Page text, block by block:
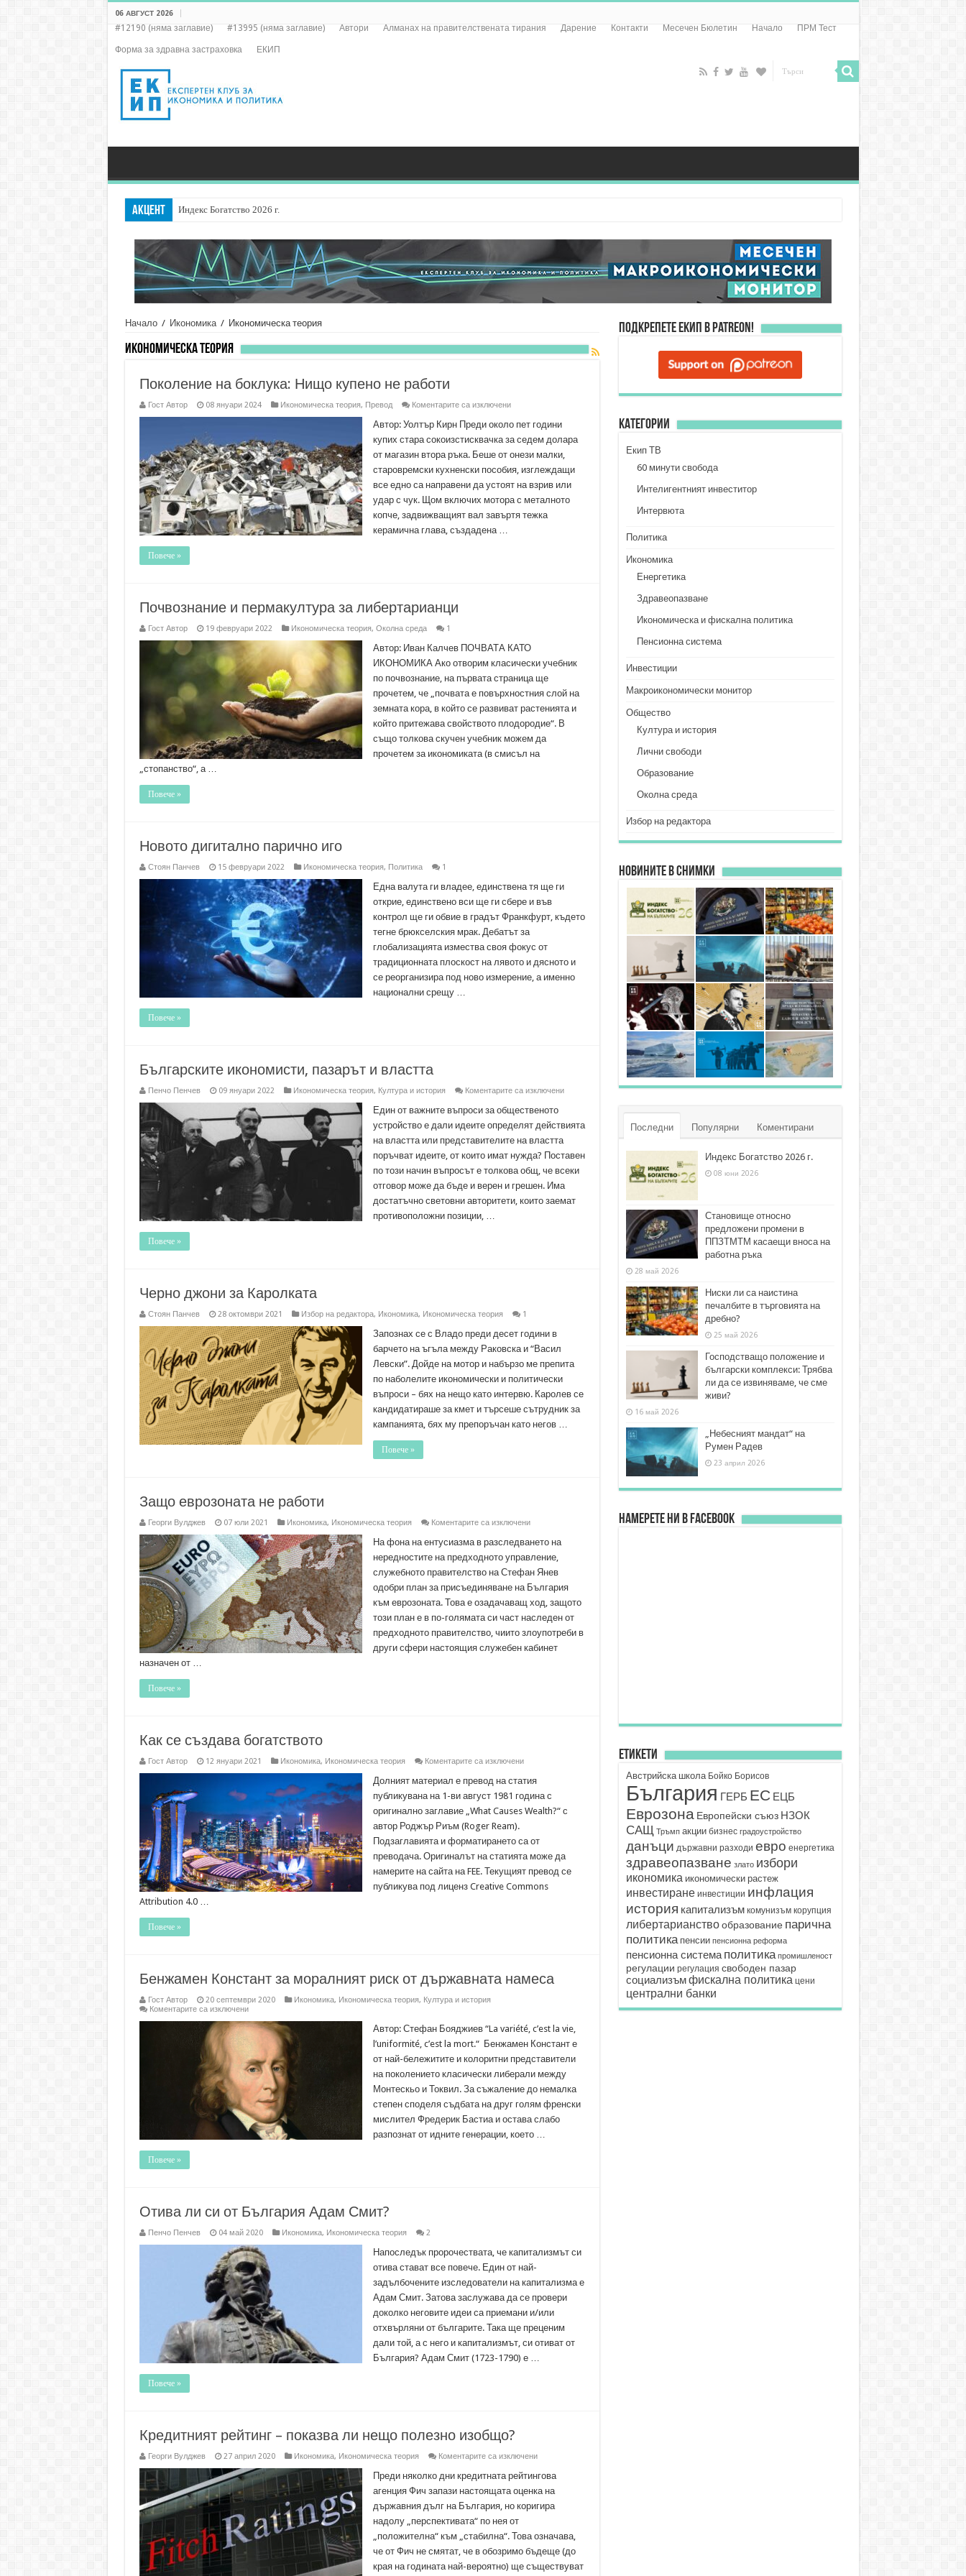
06 АВГУСТ 2026
#12190 (няма заглавие) #13995 (няма заглавие) Автори Алманах на правителствената тирания Дарение Контакти Месечен Бюлетин Начало ПРМ Тест
Форма за здравна застраховка ЕКИП
АКЦЕНТ Индекс Богатство 2026 г.
Начало / Икономика / Икономическа теория
Икономическа теория
Поколение на боклука: Нищо купено не работи
Гост Автор 08 януари 2024 Икономическа теория, Превод Коментарите са изключениза
на
Нищо
купено
не
работи
Автор: Уолтър Кирн Преди около пет години
купих стара сокоизстисквачка за седем долара
от магазин втора ръка. Беше от онези малки,
старовремски кухненски пособия, изглеждащи
все едно са направени да устоят на взрив или
удар с чук. Щом включих мотора с металното
копче, задвижващият вал завъртя тежка
керамична глава, създадена …
Повече »
Почвознание и пермакултура за либертарианци
Гост Автор 19 февруари 2022 Икономическа теория, Околна среда 1
Автор: Иван Калчев ПОЧВАТА КАТО
ИКОНОМИКА Ако отворим класически учебник
по почвознание, на първата страница ще
прочетем, че „почвата е повърхностния слой на
земната кора, в който се развиват растенията и
който притежава свойството плодородие“. В
също толкова скучен учебник можем да
прочетем за икономиката (в смисъл на
„стопанство“, а …
Повече »
Новото дигитално парично иго
Стоян Панчев 15 февруари 2022 Икономическа теория, Политика 1
Една валута ги владее, единствена тя ще ги
открие, единствено вси ще ги сбере и във
контрол ще ги обвие в градът Франкфурт, където
тегне брюкселския мрак. Дебатът за
глобализацията измества своя фокус от
традиционната плоскост на лявото и дясното и
се реорганизира под ново измерение, а именно
национални срещу …
Повече »
Българските икономисти, пазарът и властта
Пенчо Пенчев 09 януари 2022 Икономическа теория, Култура и история Коментарите са изключениза
и
Един от важните въпроси за общественото
устройство е дали идеите определят действията
на властта или представителите на властта
поръчват идеите, от които имат нужда? Поставен
по този начин въпросът е толкова общ, че всеки
отговор може да бъде и верен и грешен. Има
достатъчно световни авторитети, които заемат
противоположни позиции, …
Повече »
Черно джони за Каролката
Стоян Панчев 28 октомври 2021 Избор на редактора, Икономика, Икономическа теория 1
Запознах се с Владо преди десет години в
барчето на ъгъла между Раковска и “Васил
Левски”. Дойде на мотор и набързо ме препита
по наболелите икономически и политически
въпроси – бях на нещо като интервю. Каролев се
кандидатираше за кмет и търсеше сътрудник за
кампанията, бях му препоръчан като негов …
Повече »
Защо еврозоната не работи
Георги Вулджев 07 юли 2021 Икономика, Икономическа теория Коментарите са изключениза
еврозоната
работи
На фона на ентусиазма в разследването на
нередностите на предходното управление,
служебното правителство на Стефан Янев
одобри план за присъединяване на България
към еврозоната. Това е озадачаващ ход, защото
този план е в по-голямата си част наследен от
предходното правителство, чиито злоупотреби в
други сфери настоящия служебен кабинет
назначен от …
Повече »
Как се създава богатството
Гост Автор 12 януари 2021 Икономика, Икономическа теория Коментарите са изключениза
се
богатството
Долният материал е превод на статия
публикувана на 1-ви август 1981 година с
оригинално заглавие „What Causes Wealth?“ с
автор Роджър Риъм (Roger Ream).
Подзаглавията и форматирането са от
преводача. Оригиналът на статията може да
намерите на сайта на FEE. Текущият превод се
публикува под лиценз Creative Commons
Attribution 4.0 …
Повече »
Бенжамен Констант за моралният риск от държавната намеса
Гост Автор 20 септември 2020 Икономика, Икономическа теория, Култура и история
Коментарите са изключениза
Констант
моралният
риск
от
държавната
намеса
Автор: Стефан Бояджиев “La variété, c’est la vie,
l’uniformité, c’est la mort.“ Бенжамен Констант е
от най-бележитите и колоритни представители
на поколението класически либерали между
Монтескьо и Токвил. За съжаление до немалка
степен споделя съдбата на друг голям френски
мислител Фредерик Бастиа и остава слабо
разпознат от идните генерации, което …
Повече »
Отива ли си от България Адам Смит?
Пенчо Пенчев 04 май 2020 Икономика, Икономическа теория 2
Напоследък пророчествата, че капитализмът си
отива стават все повече. Един от най-
задълбочените изследователи на капитализма е
Адам Смит. Затова заслужава да се провери
доколко неговите идеи са приемани и/или
отхвърляни от българите. Така ще преценим
дали той, а с него и капитализмът, си отиват от
България? Адам Смит (1723-1790) е …
Повече »
Кредитният рейтинг – показва ли нещо полезно изобщо?
Георги Вулджев 27 април 2020 Икономика, Икономическа теория Коментарите са изключениза
рейтинг
показва
ли
нещо
Преди няколко дни кредитната рейтингова
агенция Фич запази настоящата оценка на
държавния дълг на България, но коригира
надолу „перспективата“ по нея от
„положителна“ към „стабилна“. Това означава,
че от Фич не смятат, че в обозримо бъдеще (до
края на годината най-вероятно) ще съществуват
Подкрепете ЕКИП в Patreon!
Категории
Екип ТВ
60 минути свобода
Интелигентният инвеститор
Интервюта
Политика
Икономика
Енергетика
Здравеопазване
Икономическа и фискална политика
Пенсионна система
Инвестиции
Макроикономически монитор
Общество
Култура и история
Лични свободи
Образование
Околна среда
Избор на редактора
Новините в снимки
Последни Популярни Коментирани
Индекс Богатство 2026 г.
08 юни 2026
Становище относно
предложени промени в
ППЗТМТМ касаещи вноса на
работна ръка
28 май 2026
Ниски ли са наистина
печалбите в търговията на
дребно?
25 май 2026
Господстващо положение и
български комплекси: Трябва
ли да се извиняваме, че сме
живи?
16 май 2026
„Небесният мандат“ на
Румен Радев
23 април 2026
Намерете ни в FACEBOOK
Етикети
Австрийска школа Бойко Борисов
България ГЕРБ ЕС ЕЦБ
Еврозона Европейски съюз НЗОК
САЩ Тръмп акции бизнес градоустройство
данъци държавни разходи евро енергетика
здравеопазване злато избори
икономика икономически растеж
инвестиране инвестиции инфлация
история капитализъм комунизъм корупция
либертарианство образование парична
политика пенсии пенсионна реформа
пенсионна система политика промишленост
регулации регулация свободен пазар
социализъмфискална политика цени
централни банки